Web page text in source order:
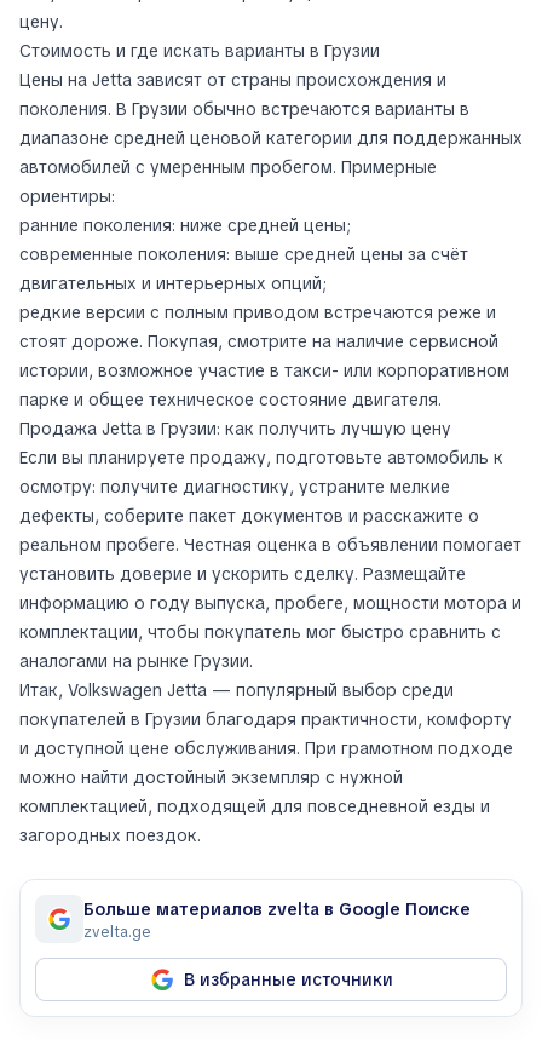
цену.
Стоимость и где искать варианты в Грузии
Цены на Jetta зависят от страны происхождения и
поколения. В Грузии обычно встречаются варианты в
диапазоне средней ценовой категории для поддержанных
автомобилей с умеренным пробегом. Примерные
ориентиры:
ранние поколения: ниже средней цены;
современные поколения: выше средней цены за счёт
двигательных и интерьерных опций;
редкие версии с полным приводом встречаются реже и
стоят дороже. Покупая, смотрите на наличие сервисной
истории, возможное участие в такси- или корпоративном
парке и общее техническое состояние двигателя.
Продажа Jetta в Грузии: как получить лучшую цену
Если вы планируете продажу, подготовьте автомобиль к
осмотру: получите диагностику, устраните мелкие
дефекты, соберите пакет документов и расскажите о
реальном пробеге. Честная оценка в объявлении помогает
установить доверие и ускорить сделку. Размещайте
информацию о году выпуска, пробеге, мощности мотора и
комплектации, чтобы покупатель мог быстро сравнить с
аналогами на рынке Грузии.
Итак, Volkswagen Jetta — популярный выбор среди
покупателей в Грузии благодаря практичности, комфорту
и доступной цене обслуживания. При грамотном подходе
можно найти достойный экземпляр с нужной
комплектацией, подходящей для повседневной езды и
загородных поездок.
Больше материалов zvelta в Google Поиске
zvelta.ge
В избранные источники